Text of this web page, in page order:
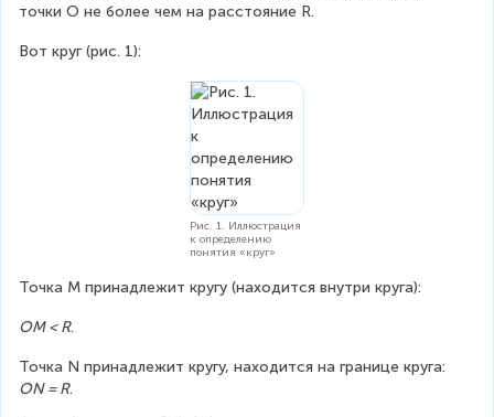
точки O не более чем на расстояние R.
Вот круг (рис. 1):
Рис. 1. Иллюстрация
к определению
понятия «круг»
Точка M принадлежит кругу (находится внутри круга):
OM < R.
Точка N принадлежит кругу, находится на границе круга:
ON = R.